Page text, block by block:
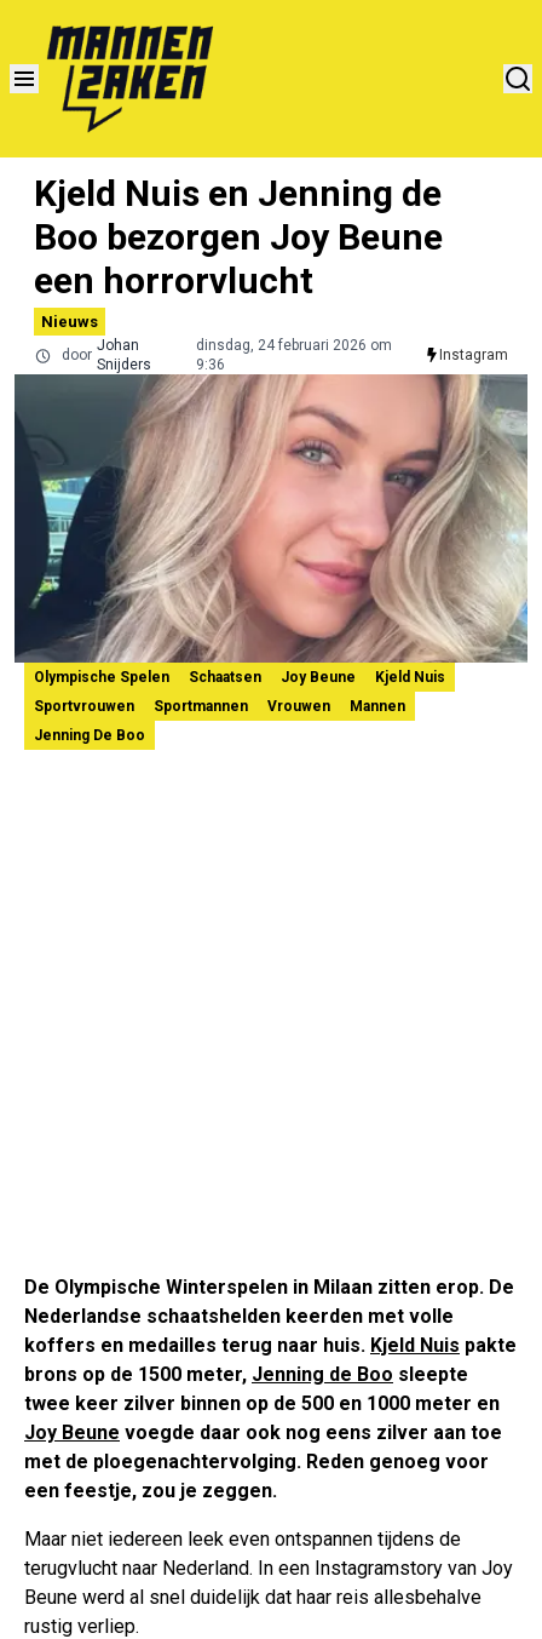
Kjeld Nuis en Jenning de
Boo bezorgen Joy Beune
een horrorvlucht
Nieuws
door
Johan
Snijders
dinsdag, 24 februari 2026 om
9:36
Instagram
Olympische Spelen Schaatsen Joy Beune
Kjeld Nuis
Sportvrouwen
Sportmannen Vrouwen
Mannen
Jenning De Boo
De Olympische Winterspelen in Milaan zitten erop. De
Nederlandse schaatshelden keerden met volle
koffers en medailles terug naar huis. Kjeld Nuis pakte
brons op de 1500 meter, Jenning de Boo sleepte
twee keer zilver binnen op de 500 en 1000 meter en
Joy Beune voegde daar ook nog eens zilver aan toe
met de ploegenachtervolging. Reden genoeg voor
een feestje, zou je zeggen.
Maar niet iedereen leek even ontspannen tijdens de
terugvlucht naar Nederland. In een Instagramstory van Joy
Beune werd al snel duidelijk dat haar reis allesbehalve
rustig verliep.